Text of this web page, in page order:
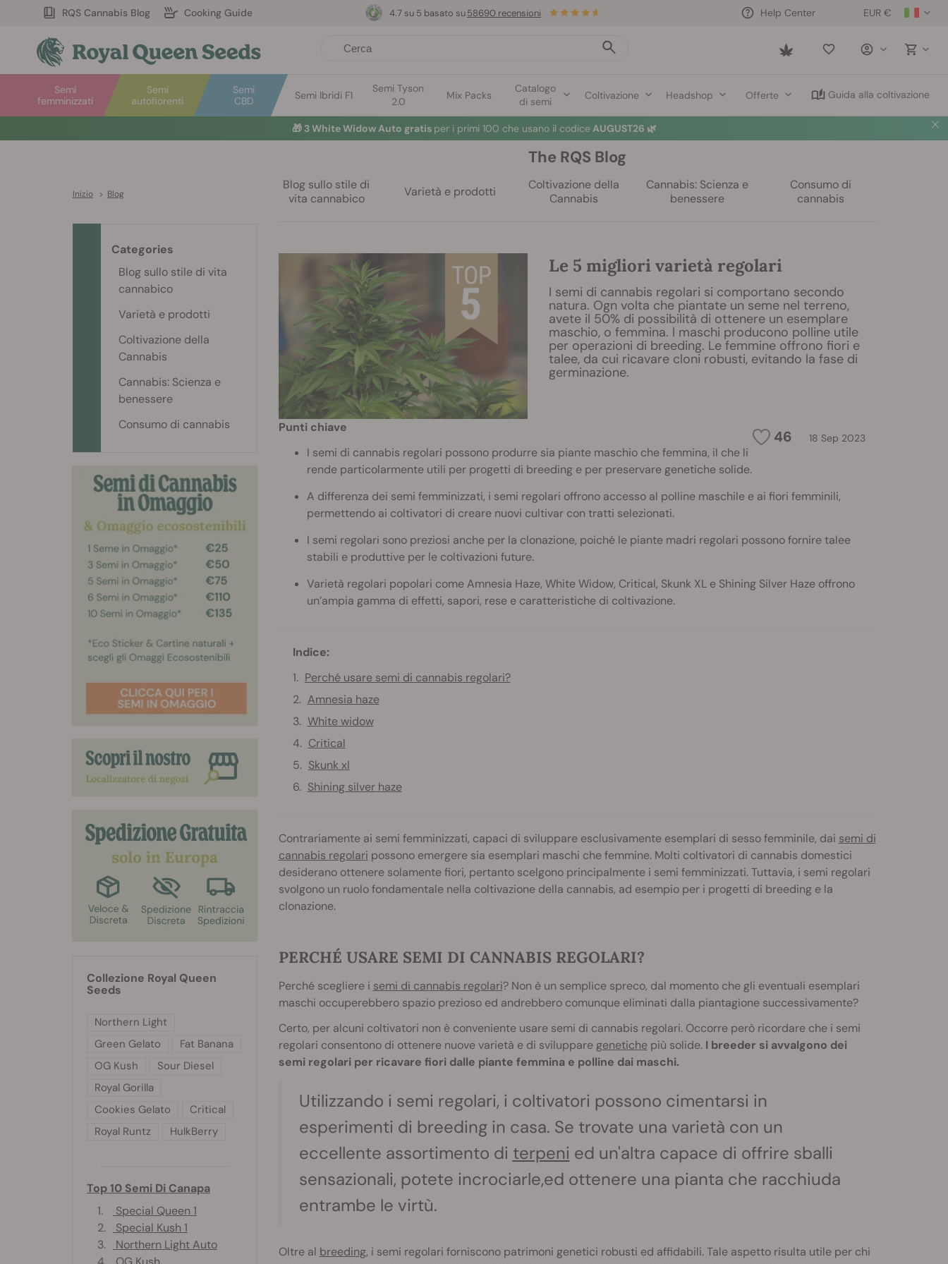
RQS Cannabis Blog Cooking Guide EUR €
Help Center
Saved
Semi
autofiorenti
Semi
femminizzati
Semi
CBD
Semi Ibridi F1
Semi Tyson
2.0
Mix Packs
Catalogo
di semi
Coltivazione Headshop Offerte Guida alla coltivazione
4.7 su 5 basato su58690 recensioni
🎁 3 White Widow Auto gratis per i primi 100 che usano il codice AUGUST26 🌿
Inizio > Blog
The RQS Blog
Blog sullo stile di
vita cannabico
Varietà e prodotti
Coltivazione della
Cannabis
Cannabis: Scienza e
benessere
Consumo di
cannabis
Le 5 migliori varietà regolari
I semi di cannabis regolari si comportano secondo
natura. Ogn volta che piantate un seme nel terreno,
avete il 50% di possibilità di ottenere un esemplare
maschio, o femmina. I maschi producono polline utile
per operazioni di breeding. Le femmine offrono fiori e
talee, da cui ricavare cloni robusti, evitando la fase di
germinazione.
46 18 Sep 2023
Punti chiave
I semi di cannabis regolari possono produrre sia piante maschio che femmina, il che li
rende particolarmente utili per progetti di breeding e per preservare genetiche solide.
A differenza dei semi femminizzati, i semi regolari offrono accesso al polline maschile e ai fiori femminili,
permettendo ai coltivatori di creare nuovi cultivar con tratti selezionati.
I semi regolari sono preziosi anche per la clonazione, poiché le piante madri regolari possono fornire talee
stabili e produttive per le coltivazioni future.
Varietà regolari popolari come Amnesia Haze, White Widow, Critical, Skunk XL e Shining Silver Haze offrono
un’ampia gamma di effetti, sapori, rese e caratteristiche di coltivazione.
Indice:
Perché usare semi di cannabis regolari?
Amnesia haze
White widow
Critical
Skunk xl
Shining silver haze
Contrariamente ai semi femminizzati, capaci di sviluppare esclusivamente esemplari di sesso femminile, dai semi di
cannabis regolari possono emergere sia esemplari maschi che femmine. Molti coltivatori di cannabis domestici
desiderano ottenere solamente fiori, pertanto scelgono principalmente i semi femminizzati. Tuttavia, i semi regolari
svolgono un ruolo fondamentale nella coltivazione della cannabis, ad esempio per i progetti di breeding e la
clonazione.
PERCHÉ USARE SEMI DI CANNABIS REGOLARI?
Perché scegliere i semi di cannabis regolari? Non è un semplice spreco, dal momento che gli eventuali esemplari
maschi occuperebbero spazio prezioso ed andrebbero comunque eliminati dalla piantagione successivamente?
Certo, per alcuni coltivatori non è conveniente usare semi di cannabis regolari. Occorre però ricordare che i semi
regolari consentono di ottenere nuove varietà e di sviluppare genetichepiù solide.I breeder si avvalgono dei
semi regolari per ricavare fiori dalle piante femmina e polline dai maschi.
Utilizzando i semi regolari, i coltivatori possono cimentarsi in
esperimenti di breeding in casa. Se trovate una varietà con un
eccellente assortimento di terpeni ed un'altra capace di offrire sballi
sensazionali, potete incrociarle,ed ottenere una pianta che racchiuda
entrambe le virtù.
Oltre al breeding, i semi regolari forniscono patrimoni genetici robusti ed affidabili. Tale aspetto risulta utile per chi
Categories
Blog sullo stile di vita
cannabico
Varietà e prodotti
Coltivazione della
Cannabis
Cannabis: Scienza e
benessere
Consumo di cannabis
Collezione Royal Queen
Seeds
Northern Light
Green Gelato
Fat Banana
OG Kush
Sour Diesel
Royal Gorilla
Cookies Gelato
Critical
Royal Runtz
HulkBerry
Top 10 Semi Di Canapa
1.
Special Queen 1
2.
Special Kush 1
3.
Northern Light Auto